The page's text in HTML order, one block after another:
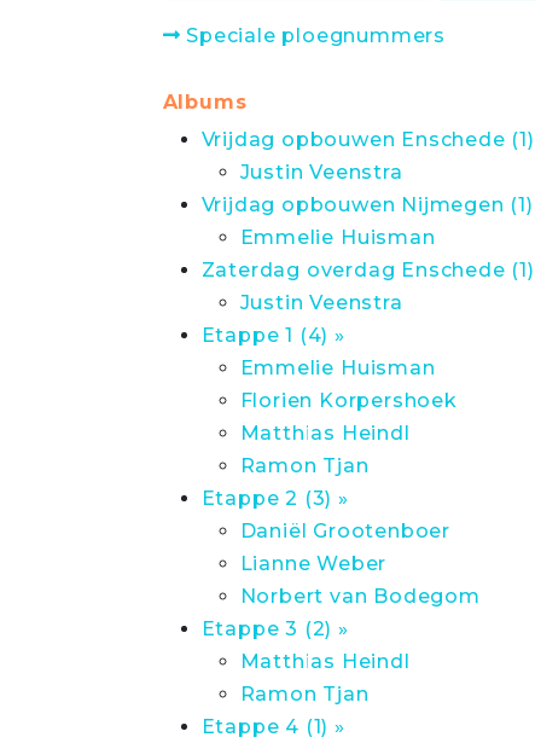
Speciale ploegnummers
Albums
Vrijdag opbouwen Enschede (1)
Justin Veenstra
Vrijdag opbouwen Nijmegen (1)
Emmelie Huisman
Zaterdag overdag Enschede (1)
Justin Veenstra
Etappe 1 (4) »
Emmelie Huisman
Florien Korpershoek
Matthias Heindl
Ramon Tjan
Etappe 2 (3) »
Daniël Grootenboer
Lianne Weber
Norbert van Bodegom
Etappe 3 (2) »
Matthias Heindl
Ramon Tjan
Etappe 4 (1) »